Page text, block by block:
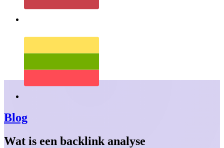
Blog
Wat is een backlink analyse